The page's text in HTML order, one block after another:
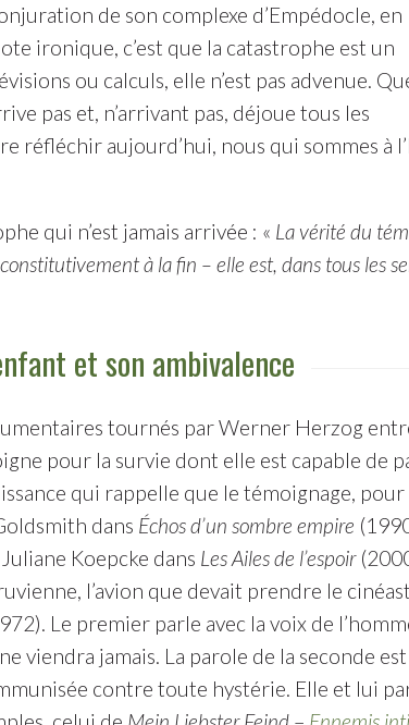
de son complexe d’Empédocle, en
ironique, c’est que la catastrophe est un
ou calculs, elle n’est pas advenue.
pas et, n’arrivant pas, déjoue tous les
réfléchir aujourd’hui, nous qui sommes à
qui n’est jamais arrivée : « La vérité du
à la fin – elle est, dans tous les
et son ambivalence
tournés par Werner Herzog
pour la survie dont elle est capable de
qui rappelle que le témoignage,
dans Échos d’un sombre empire
Koepcke dans Les Ailes de l’espoir
l’avion que devait prendre le
Le premier parle avec la voix de
viendra jamais. La parole de la seconde
contre toute hystérie. Elle et lui